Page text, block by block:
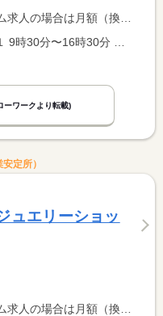
ート求人の場合は時間額を表示しています。
ーワークより転載)
定所）
ュエリーショッ
ート求人の場合は時間額を表示しています。